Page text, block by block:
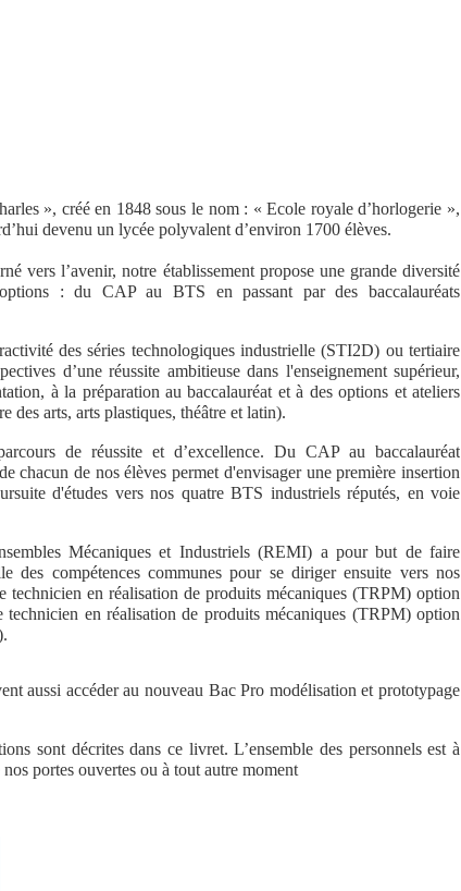
», créé en 1848 sous le nom : « Ecole royale d’horlogerie »,
devenu un lycée polyvalent d’environ 1700 élèves.
vers l’avenir, notre établissement propose une grande diversité
: du CAP au BTS en passant par des baccalauréats
des séries technologiques industrielle (STI2D) ou tertiaire
d’une réussite ambitieuse dans l'enseignement supérieur,
à la préparation au baccalauréat et à des options et ateliers
des arts, arts plastiques, théâtre et latin).
de réussite et d’excellence. Du CAP au baccalauréat
chacun de nos élèves permet d'envisager une première insertion
d'études vers nos quatre BTS industriels réputés, en voie
Mécaniques et Industriels (REMI) a pour but de faire
des compétences communes pour se diriger ensuite vers nos
technicien en réalisation de produits mécaniques (TRPM) option
en réalisation de produits mécaniques (TRPM) option
aussi accéder au nouveau Bac Pro modélisation et prototypage
sont décrites dans ce livret. L’ensemble des personnels est à
portes ouvertes ou à tout autre moment